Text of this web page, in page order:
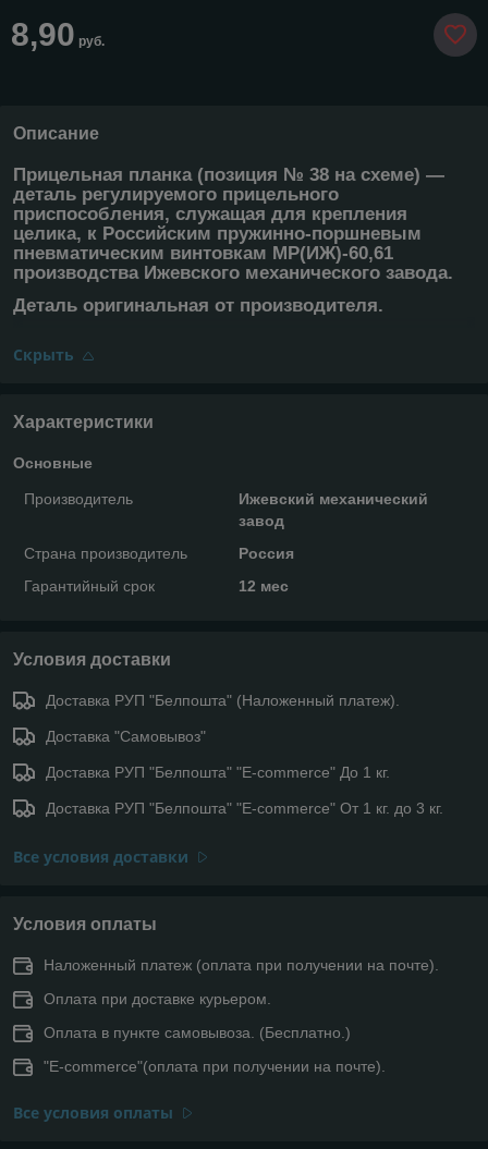
8,90 руб.
Описание
Прицельная планка (позиция № 38 на схеме) ―
деталь регулируемого прицельного
приспособления, служащая для крепления
целика, к Российским пружинно-поршневым
пневматическим винтовкам МР(ИЖ)-60,61
производства Ижевского механического завода.
Деталь оригинальная от производителя.
Скрыть
Характеристики
Основные
Производитель
Ижевский механический
завод
Страна производитель
Россия
Гарантийный срок
12 мес
Условия доставки
Доставка РУП "Белпошта" (Наложенный платеж).
Доставка "Самовывоз"
Доставка РУП "Белпошта" "E-commerce" До 1 кг.
Доставка РУП "Белпошта" "E-commerce" От 1 кг. до 3 кг.
Все условия доставки
Условия оплаты
Наложенный платеж (оплата при получении на почте).
Оплата при доставке курьером.
Оплата в пункте самовывоза. (Бесплатно.)
"E-commerce"(оплата при получении на почте).
Все условия оплаты